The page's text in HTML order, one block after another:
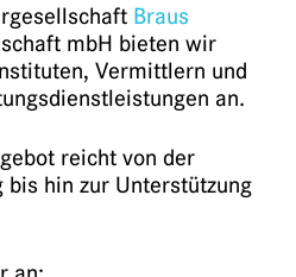
Braus
mbH bieten wir
Vermittlern und
an.
reicht von der
bis hin zur Unterstützung